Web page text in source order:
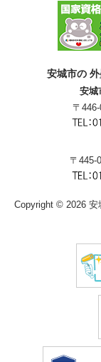
安城市の
安城
〒
〒445-
Copyright © 2026 安